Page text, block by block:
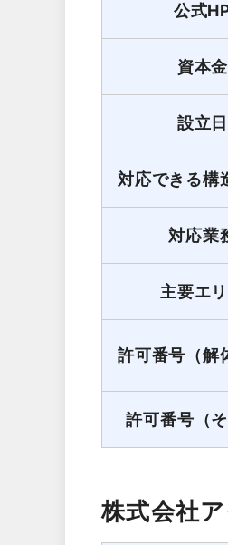
公式
資本金
設立日
対応できる構
対応業
主要エ
許可番号（解
許可番号（そ
株式会社